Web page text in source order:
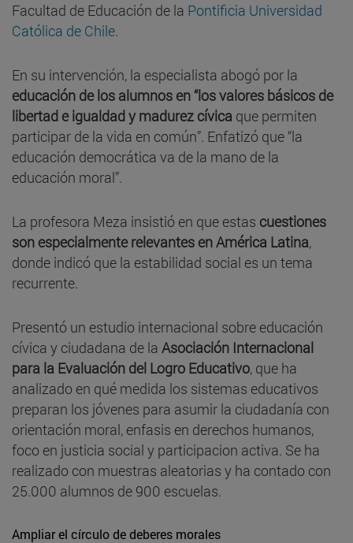
Facultad de Educación de la Pontificia Universidad
Católica de Chile.
En su intervención, la especialista abogó por la
educación de los alumnos en “los valores básicos de
libertad e igualdad y madurez cívica que permiten
participar de la vida en común”. Enfatizó que “la
educación democrática va de la mano de la
educación moral”.
La profesora Meza insistió en que estas cuestiones
son especialmente relevantes en América Latina,
donde indicó que la estabilidad social es un tema
recurrente.
Presentó un estudio internacional sobre educación
cívica y ciudadana de la Asociación Internacional
para la Evaluación del Logro Educativo, que ha
analizado en qué medida los sistemas educativos
preparan los jóvenes para asumir la ciudadanía con
orientación moral, enfasis en derechos humanos,
foco en justicia social y participacion activa. Se ha
realizado con muestras aleatorias y ha contado con
25.000 alumnos de 900 escuelas.
Ampliar el círculo de deberes morales